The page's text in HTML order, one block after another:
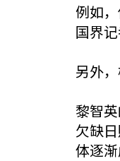
例如
国界
另外
黎智
欠缺
体逐渐